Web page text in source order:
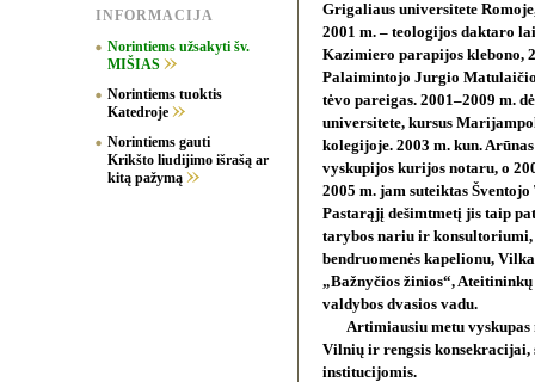
INFORMACIJA
Norintiems užsakyti šv.
MIŠIAS
Norintiems tuoktis
Katedroje
Norintiems gauti
Krikšto liudijimo išrašą ar
kitą pažymą
Grigaliaus universitete
2001 m. – teologijos daktaro
Kazimiero parapijos klebono,
Palaimintojo Jurgio
tėvo pareigas. 2001–2009 m.
universitete, kursus
kolegijoje. 2003 m. kun.
vyskupijos kurijos notaru, o
2005 m. jam suteiktas
Pastarąjį dešimtmetį jis taip
tarybos nariu ir
bendruomenės kapelionu,
„Bažnyčios žinios“,
valdybos dvasios vadu.
Artimiausiu metu vyskupas
Vilnių ir rengsis konsekracijai,
institucijomis.